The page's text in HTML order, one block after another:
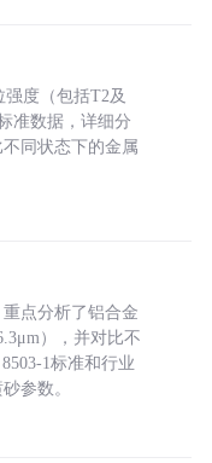
度（包括T2及
准数据，详细分
同状态下的金属
点分析了铝合金
），并对比不
1标准和行业
参数。